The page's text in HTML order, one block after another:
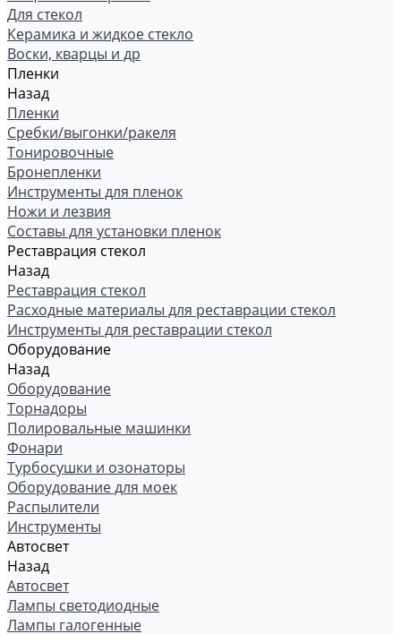
Для стекол
Керамика и жидкое стекло
Воски, кварцы и др
Пленки
Назад
Пленки
Сребки/выгонки/ракеля
Тонировочные
Бронепленки
Инструменты для пленок
Ножи и лезвия
Составы для установки пленок
Реставрация стекол
Назад
Реставрация стекол
Расходные материалы для реставрации стекол
Инструменты для реставрации стекол
Оборудование
Назад
Оборудование
Торнадоры
Полировальные машинки
Фонари
Турбосушки и озонаторы
Оборудование для моек
Распылители
Инструменты
Автосвет
Назад
Автосвет
Лампы светодиодные
Лампы галогенные